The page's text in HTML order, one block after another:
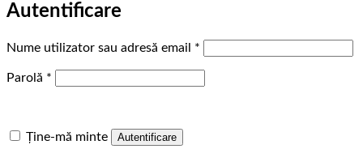
Autentificare
Nume utilizator sau adresă email *
Parolă *
Ține-mă minte Autentificare